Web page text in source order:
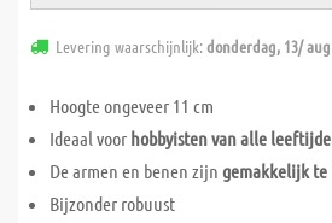
Levering waarschijnlijk:donderdag, 13/
Hoogte ongeveer 11 cm
Ideaal voor hobbyisten van alle
De armen en benen zijn gemakkelijk te
Bijzonder robuust